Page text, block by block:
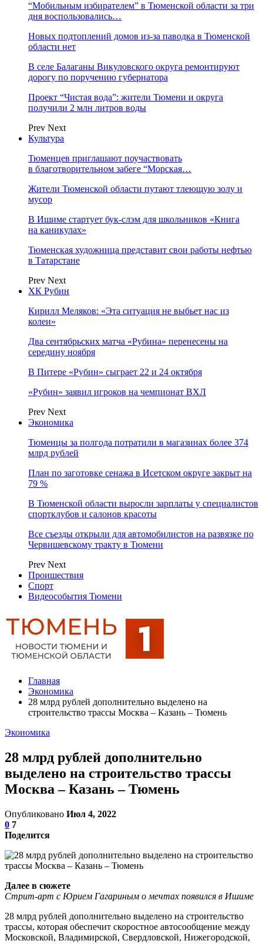
“Мобильным избирателем” в Тюменской области за три
дня воспользовались…
Новых подтоплений домов из-за паводка в Тюменской
области нет
В селе Балаганы Викуловского округа ремонтируют
дорогу по поручению губернатора
Проект “Чистая вода”: жители Тюмени и округа
получили 2 млн литров воды
Prev Next
Культура
Тюменцев приглашают поучаствовать
в благотворительном забеге “Морская…
Жители Тюменской области путают тлеющую золу и
мусор
В Ишиме стартует бук-слэм для школьников «Книга
на каникулах»
Тюменская художница представит свои работы нефтью
в Татарстане
Prev Next
ХК Рубин
Кирилл Меляков: «Эта ситуация не выбьет нас из
колеи»
Два сентябрьских матча «Рубина» перенесены на
середину ноября
В Питере «Рубин» сыграет 22 и 24 октября
«Рубин» заявил игроков на чемпионат ВХЛ
Prev Next
Экономика
Тюменцы за полгода потратили в магазинах более 374
млрд рублей
План по заготовке сенажа в Исетском округе закрыт на
79 %
В Тюменской области выросли зарплаты у специалистов
спортклубов и салонов красоты
Все съезды открыли для автомобилистов на развязке по
Червишевскому тракту в Тюмени
Prev Next
Проишествия
Спорт
Видеособытия Тюмени
Главная
Экономика
28 млрд рублей дополнительно выделено на
строительство трассы Москва – Казань – Тюмень
Экономика
28 млрд рублей дополнительно
выделено на строительство трассы
Москва – Казань – Тюмень
Опубликовано Июл 4, 2022
0 7
Поделится
Далее в сюжете
Стрит-арт с Юрием Гагариным о мечтах появился в Ишиме
28 млрд рублей дополнительно выделено на строительство
трассы, которая обеспечит скоростное автосообщение между
Московской, Владимирской, Свердловской, Нижегородской,